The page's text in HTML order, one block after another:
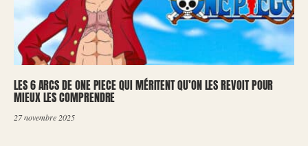
LES 6 ARCS DE ONE PIECE QUI MÉRITENT QU’ON LES REVOIT POUR
MIEUX LES COMPRENDRE
27 novembre 2025